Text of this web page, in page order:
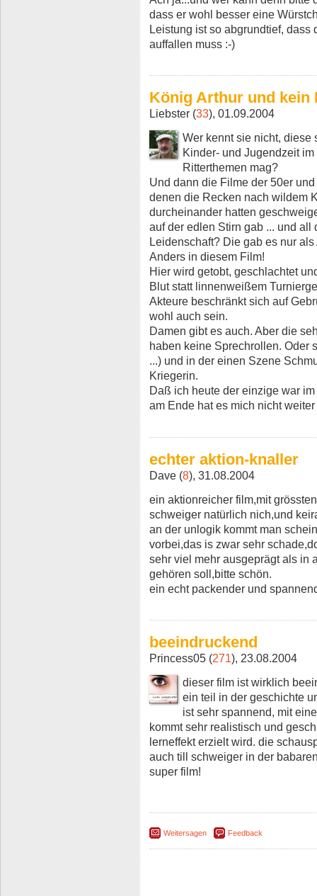
dass er wohl besser eine
Leistung ist so abgrundtief,
auffallen muss :-)
König Arthur und kein
Liebster (33), 01.09.2004
Wer kennt sie nicht, diese
Kinder- und Jugendzeit
Ritterthemen mag?
Und dann die Filme der 50er
denen die Recken nach wildem
durcheinander hatten
auf der edlen Stirn gab ... und all
Leidenschaft? Die gab es nur
Anders in diesem Film!
Hier wird getobt, geschlachtet
Blut statt linnenweißem
Akteure beschränkt sich auf
wohl auch sein.
Damen gibt es auch. Aber die
haben keine Sprechrollen. Oder
...) und in der einen Szene
Kriegerin.
Daß ich heute der einzige war
am Ende hat es mich nicht
echter aktion-knaller
Dave (8), 31.08.2004
ein aktionreicher film,mit
schweiger natürlich nich,und
an der unlogik kommt man
vorbei,das is zwar sehr
sehr viel mehr ausgeprägt als in
gehören soll,bitte schön.
ein echt packender und
beeindruckend
Princess05 (271), 23.08.2004
dieser film ist wirklich
ein teil in der geschichte
ist sehr spannend, mit
kommt sehr realistisch und
lerneffekt erzielt wird. die
auch till schweiger in der
super film!
Weitersagen Feedback